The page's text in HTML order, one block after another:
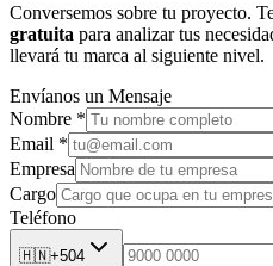
Conversemos sobre tu proyecto.
gratuita para analizar tus
llevará tu marca al siguiente nivel.
Envíanos un Mensaje
Nombre *
Email *
Empresa
Cargo
Teléfono
🇭🇳+504